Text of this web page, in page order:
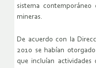
sistema
mineras.
De acuerdo con la
2010 se habían
que incluían actividades